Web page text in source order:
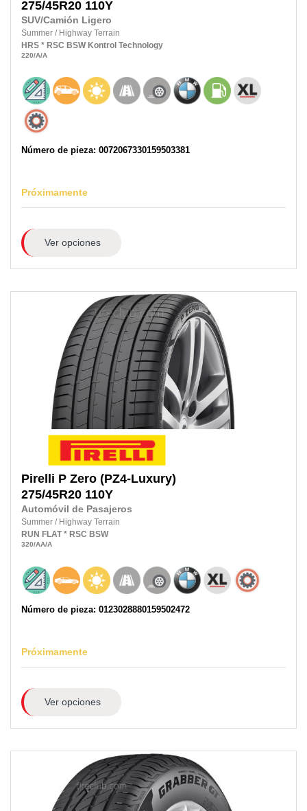
275/45R20 110Y
SUV/Camión Ligero
Summer / Highway Terrain
HRS * RSC BSW Kontrol Technology
220/A/A
Número de pieza: 0072067330159503381
Próximamente
Ver opciones
Pirelli P Zero (PZ4-Luxury)
275/45R20 110Y
Automóvil de Pasajeros
Summer / Highway Terrain
RUN FLAT * RSC BSW
320/AA/A
Número de pieza: 0123028880159502472
Próximamente
Ver opciones